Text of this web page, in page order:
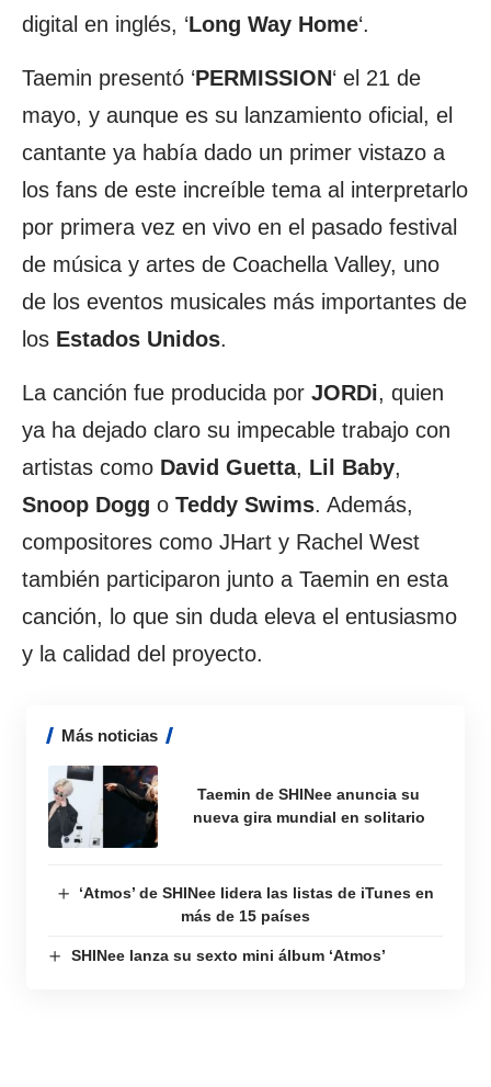
digital en inglés, ‘Long Way Home‘.
Taemin presentó ‘PERMISSION‘ el 21 de
mayo, y aunque es su lanzamiento oficial, el
cantante ya había dado un primer vistazo a
los fans de este increíble tema al interpretarlo
por primera vez en vivo en el pasado festival
de música y artes de Coachella Valley, uno
de los eventos musicales más importantes de
los Estados Unidos.
La canción fue producida por JORDi, quien
ya ha dejado claro su impecable trabajo con
artistas como David Guetta, Lil Baby,
Snoop Dogg o Teddy Swims. Además,
compositores como JHart y Rachel West
también participaron junto a Taemin en esta
canción, lo que sin duda eleva el entusiasmo
y la calidad del proyecto.
Más noticias
Taemin de SHINee anuncia su
nueva gira mundial en solitario
‘Atmos’ de SHINee lidera las listas de iTunes en
más de 15 países
SHINee lanza su sexto mini álbum ‘Atmos’